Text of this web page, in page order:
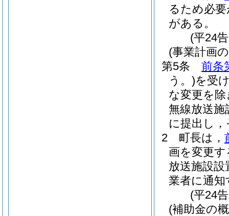
るため必
がある。
(平24
(事業計画
第5条
前条
う。)を受
な変更を
無線放送施
に提出し
2
町長は，
画を変更
放送施設設
業者に通知
(平24
(補助金の